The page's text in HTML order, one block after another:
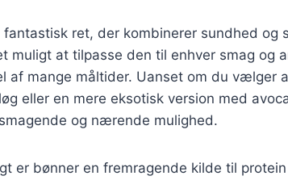
fantastisk ret, der kombinerer sundhed og
muligt at tilpasse den til enhver smag og
af mange måltider. Uanset om du vælger
eller en mere eksotisk version med
og nærende mulighed.
er bønner en fremragende kilde til